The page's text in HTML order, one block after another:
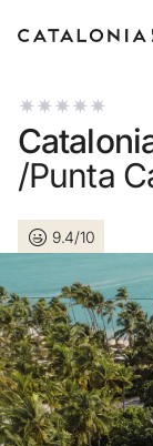
/Punta
9.4/10